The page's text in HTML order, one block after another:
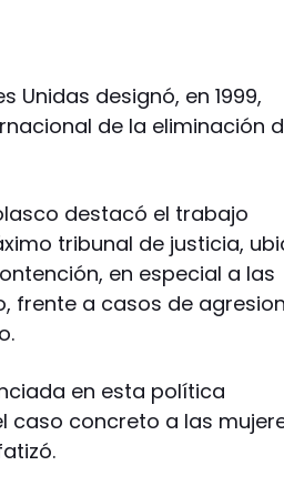
Unidas designó, en 1999,
de la eliminación
destacó el trabajo
tribunal de justicia,
en especial a las
frente a casos de
en esta política
caso concreto a las